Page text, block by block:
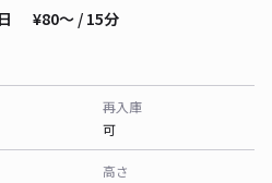
¥80〜 / 15分
再入庫
可
高さ